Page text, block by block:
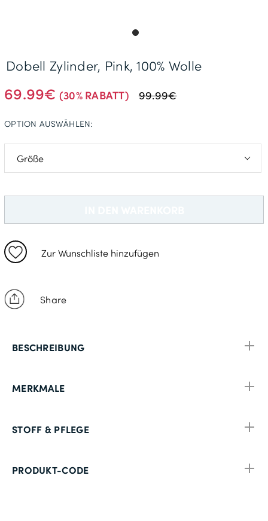
69.99€ (30% RABATT) 99.99€
Zur Wunschliste hinzufügen
Share
Dobell Zylinder, Pink, 100% Wolle
L - 59cm
XL - 61cm
OPTION AUSWÄHLEN:
MERKMALE
BESCHREIBUNG
STOFF & PFLEGE
PRODUKT-CODE